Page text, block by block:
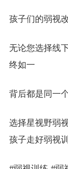
孩子们的弱视
无论您选择线
终如一
背后都是同一
选择星视野弱
孩子走好弱视